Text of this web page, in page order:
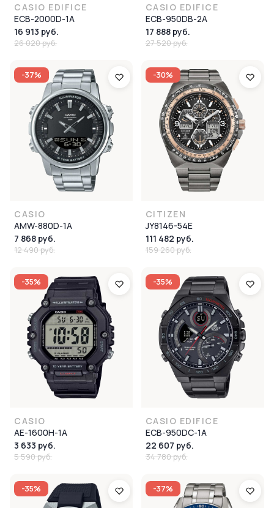
CASIO EDIFICE
ECB-2000D-1A
16 913 руб.
26 020 руб.
CASIO EDIFICE
ECB-950DB-2A
17 888 руб.
27 520 руб.
-37%
CASIO
AMW-880D-1A
7 868 руб.
12 490 руб.
-30%
CITIZEN
JY8146-54E
111 482 руб.
159 260 руб.
-35%
CASIO
AE-1600H-1A
3 633 руб.
5 590 руб.
-35%
CASIO EDIFICE
ECB-950DC-1A
22 607 руб.
34 780 руб.
-35% -37%